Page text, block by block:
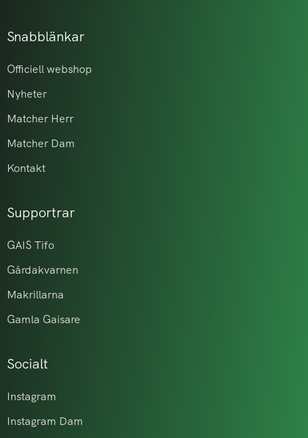
Snabblänkar
Officiell webshop
Nyheter
Matcher Herr
Matcher Dam
Kontakt
Supportrar
GAIS Tifo
Gårdakvarnen
Makrillarna
Gamla Gaisare
Socialt
Instagram
Instagram Dam